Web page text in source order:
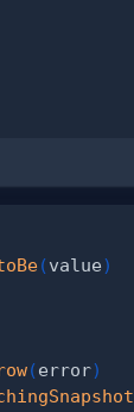
(value)
(error)